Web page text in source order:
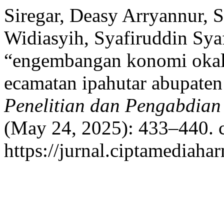
Siregar, Deasy Arryannur,
Widiasyih, Syafiruddin
“engembangan konomi
ecamatan ipahutar
Penelitian dan
(May 24, 2025): 433–440.
https://